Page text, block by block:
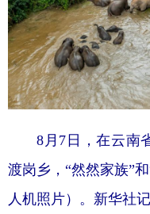
广东 广西
四川 贵州
陕西 甘肃
多语种频道
English Español
8月7日，在云南省
渡岗乡，“然然家族”
人机照片）。新华社